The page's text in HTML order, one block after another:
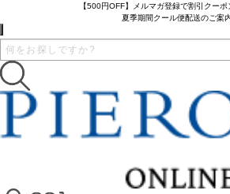
【500円OFF】メルマガ登録で割引クーポ
夏季期間クール便配送のご案